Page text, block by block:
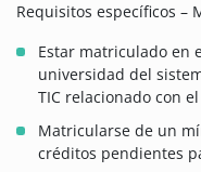
Requisitos específicos –
Estar matriculado en
universidad del
TIC relacionado con
Matricularse de un
créditos pendientes